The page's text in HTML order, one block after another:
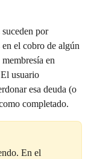
por
el cobro de algún
en
usuario
esa deuda (o
completado.
En el